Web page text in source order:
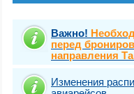
Важно!
перед
направления
Изменения